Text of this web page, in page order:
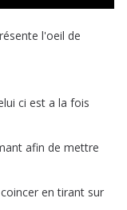
l'oeil de
ci est a la fois
afin de mettre
coincer en tirant sur